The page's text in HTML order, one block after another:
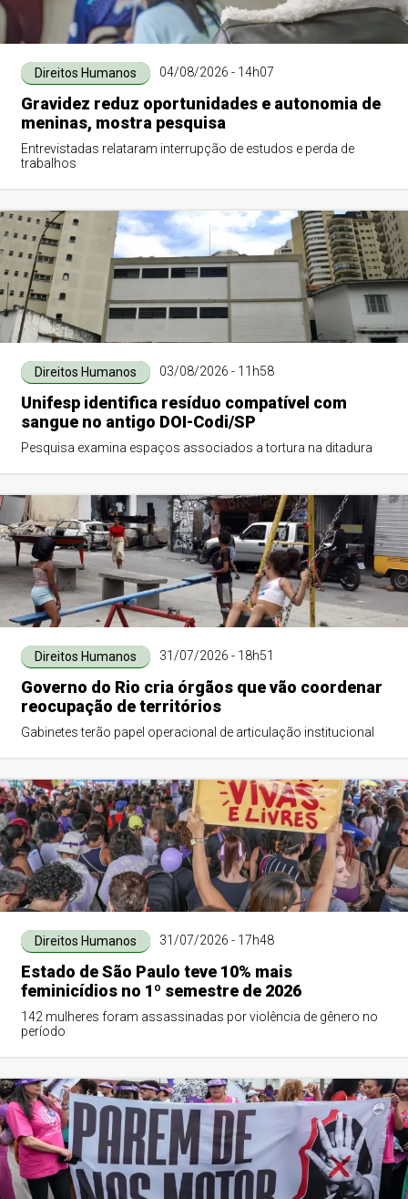
Direitos Humanos 04/08/2026 - 14h07
Gravidez reduz oportunidades e autonomia de
meninas, mostra pesquisa
Entrevistadas relataram interrupção de estudos e perda de
trabalhos
Direitos Humanos 03/08/2026 - 11h58
Unifesp identifica resíduo compatível com
sangue no antigo DOI-Codi/SP
Pesquisa examina espaços associados a tortura na ditadura
Direitos Humanos 31/07/2026 - 18h51
Governo do Rio cria órgãos que vão coordenar
reocupação de territórios
Gabinetes terão papel operacional de articulação institucional
Direitos Humanos 31/07/2026 - 17h48
Estado de São Paulo teve 10% mais
feminicídios no 1º semestre de 2026
142 mulheres foram assassinadas por violência de gênero no
período